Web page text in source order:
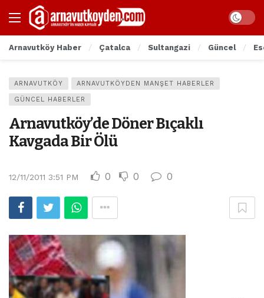
Arnavutköy Haber Çatalca Sultangazi Güncel
ARNAVUTKÖY ARNAVUTKÖYDEN MANŞET HABERLER
GÜNCEL HABERLER
Arnavutköy’de Döner Bıçaklı
Kavgada Bir Ölü
12/11/2011 3:51 PM 0 0 0